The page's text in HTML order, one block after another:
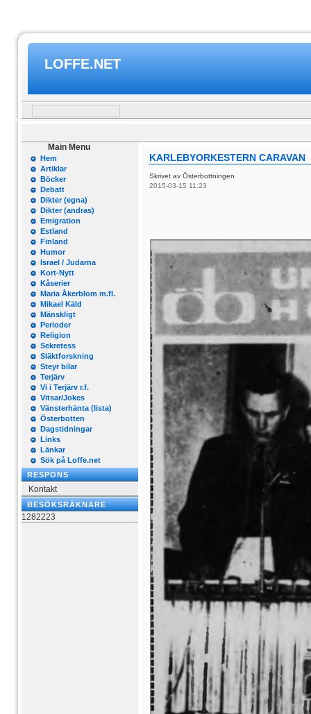
LOFFE.NET
Main Menu
Hem
Artiklar
Böcker
Debatt
Dikter (egna)
Dikter (andras)
Emigration
Estland
Finland
Humor
Israel / Judarna
Kort-Nytt
Kåserier
Maria Åkerblom m.fl.
Mikael Käld
Mänskligt
Perioder
Religion
Sekretess
Släktforskning
Steyr bilar
Terjärv
Vi i Terjärv r.f.
Vitsar/Jokes
Vänsterhänta (lista)
Österbotten
Dagstidningar
Links
Länkar
Sök på Loffe.net
RESPONS
Kontakt
BESÖKSRÄKNARE
1282223
KARLEBYORKESTERN CARAVAN
Skrivet av Österbottningen
2015-03-15 11:23